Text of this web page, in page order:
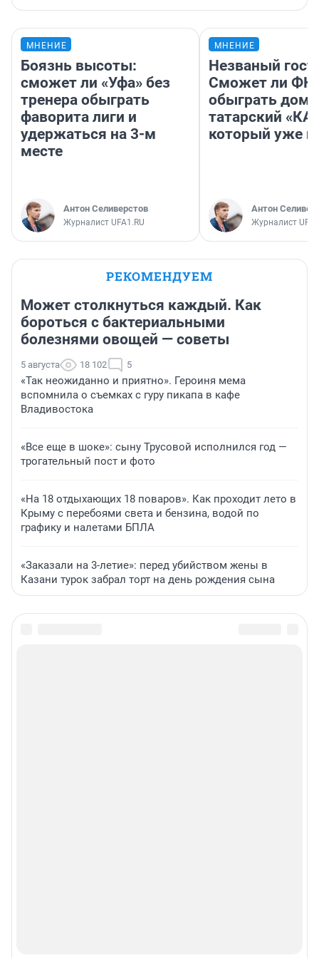
МНЕНИЕ
Боязнь высоты:
сможет ли «Уфа» без
тренера обыграть
фаворита лиги и
удержаться на 3-м
месте
Антон Селиверстов
Журналист UFA1.RU
МНЕНИЕ
Незваный
Сможет ли ФК
обыграть дома
татарский
который уже
Антон
Журналист
РЕКОМЕНДУЕМ
Может столкнуться каждый. Как
бороться с бактериальными
болезнями овощей — советы
5 августа 18 102 5
«Так неожиданно и приятно». Героиня мема
вспомнила о съемках с гуру пикапа в кафе
Владивостока
«Все еще в шоке»: сыну Трусовой исполнился год —
трогательный пост и фото
«На 18 отдыхающих 18 поваров». Как проходит лето в
Крыму с перебоями света и бензина, водой по
графику и налетами БПЛА
«Заказали на 3-летие»: перед убийством жены в
Казани турок забрал торт на день рождения сына